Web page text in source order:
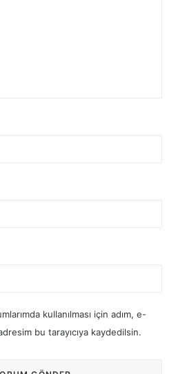
kullanılması için adım, e-
bu tarayıcıya kaydedilsin.